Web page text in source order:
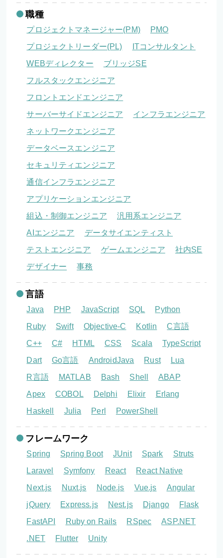
職種
プロジェクトマネージャー(PM)
PMO
プロジェクトリーダー(PL)
ITコンサルタント
WEBディレクター
ブリッジSE
フルスタックエンジニア
フロントエンドエンジニア
サーバーサイドエンジニア
インフラエンジニア
ネットワークエンジニア
データベースエンジニア
セキュリティエンジニア
通信インフラエンジニア
アプリケーションエンジニア
組込・制御エンジニア
汎用系エンジニア
AIエンジニア
データサイエンティスト
テストエンジニア
ゲームエンジニア
社内SE
デザイナー
事務
言語
Java PHP JavaScript SQL
Python
Ruby
Swift Objective-C Kotlin
C言語
C++
C# HTML CSS Scala
TypeScript
Dart
Go言語 AndroidJava Rust
Lua
R言語
MATLAB Bash Shell
ABAP
Apex
COBOL Delphi Elixir
Erlang
Haskell
Julia Perl PowerShell
フレームワーク
Spring Spring Boot JUnit Spark
Struts
Laravel
Symfony React
React Native
Next.js
Nuxt.js Node.js Vue.js
Angular
jQuery
Express.js Nest.js Django
Flask
FastAPI
Ruby on Rails RSpec
ASP.NET
.NET
Flutter Unity